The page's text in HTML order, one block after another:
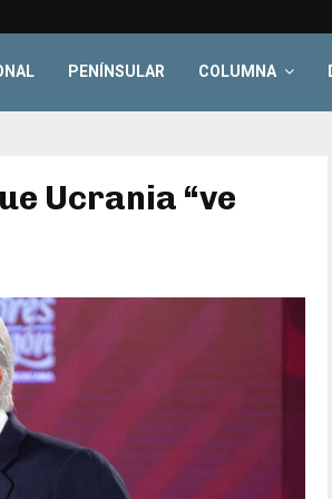
PENÍNSULAR COLUMNA
Ucrania “ve